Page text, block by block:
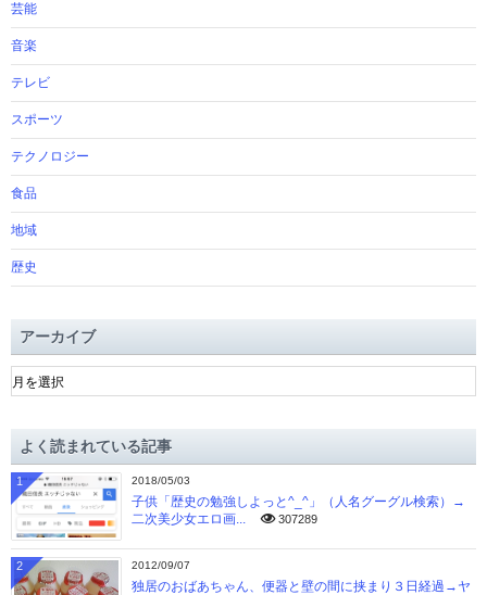
芸能
音楽
テレビ
スポーツ
テクノロジー
食品
地域
歴史
アーカイブ
ア
ー
ブよく読まれている記事
2018/05/03
子供「歴史の勉強しよっと^_^」（人名グーグル検索）→
二次美少女エロ画...
307289
1
2012/09/07
独居のおばあちゃん、便器と壁の間に挟まり３日経過→ヤ
2